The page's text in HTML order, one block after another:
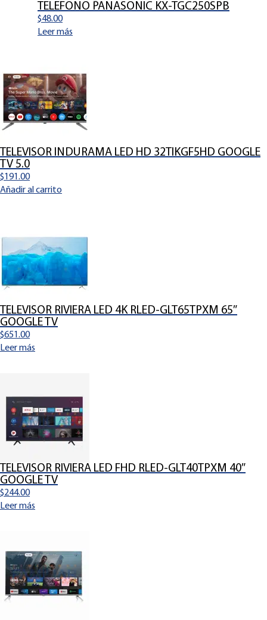
TELEFONO PANASONIC KX-TGC250SPB
$48.00
Leer más
TELEVISOR INDURAMA LED HD 32TIKGF5HD GOOGLE
TV 5.0
$191.00
Añadir al carrito
TELEVISOR RIVIERA LED 4K RLED-GLT65TPXM 65″
GOOGLE TV
$651.00
Leer más
TELEVISOR RIVIERA LED FHD RLED-GLT40TPXM 40″
GOOGLE TV
$244.00
Leer más